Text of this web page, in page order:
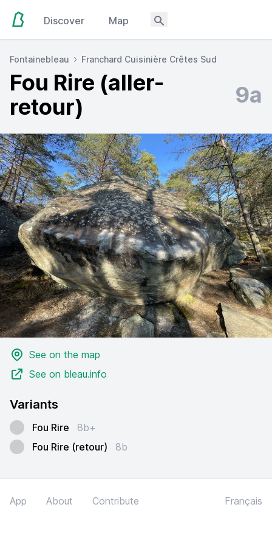
Discover Map
Fontainebleau Franchard Cuisinière Crêtes Sud
Fou Rire (aller-
retour)
9a
See on the map
See on bleau.info
Variants
Fou Rire
8b+
Fou Rire (retour)
8b
App About Contribute Français